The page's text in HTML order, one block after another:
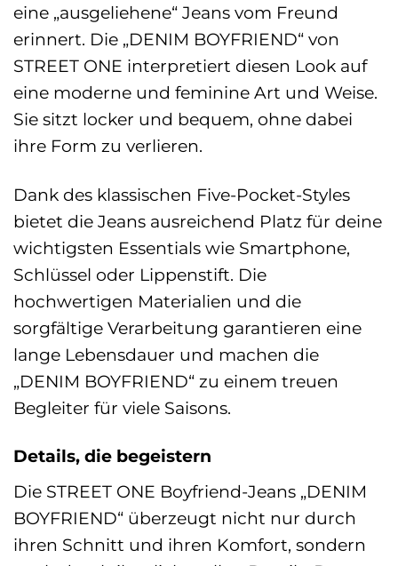
eine „ausgeliehene“ Jeans vom Freund
erinnert. Die „DENIM BOYFRIEND“ von
STREET ONE interpretiert diesen Look auf
eine moderne und feminine Art und Weise.
Sie sitzt locker und bequem, ohne dabei
ihre Form zu verlieren.
Dank des klassischen Five-Pocket-Styles
bietet die Jeans ausreichend Platz für deine
wichtigsten Essentials wie Smartphone,
Schlüssel oder Lippenstift. Die
hochwertigen Materialien und die
sorgfältige Verarbeitung garantieren eine
lange Lebensdauer und machen die
„DENIM BOYFRIEND“ zu einem treuen
Begleiter für viele Saisons.
Details, die begeistern
Die STREET ONE Boyfriend-Jeans „DENIM
BOYFRIEND“ überzeugt nicht nur durch
ihren Schnitt und ihren Komfort, sondern